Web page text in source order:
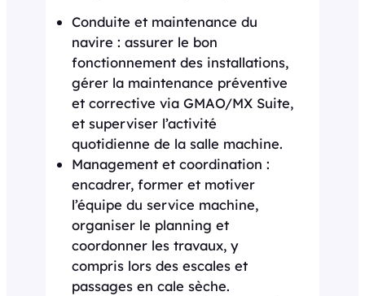
Conduite et maintenance du
navire : assurer le bon
fonctionnement des installations,
gérer la maintenance préventive
et corrective via GMAO/MX Suite,
et superviser l’activité
quotidienne de la salle machine.
Management et coordination :
encadrer, former et motiver
l’équipe du service machine,
organiser le planning et
coordonner les travaux, y
compris lors des escales et
passages en cale sèche.